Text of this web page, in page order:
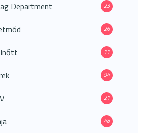
Department 23
26
11
94
21
48